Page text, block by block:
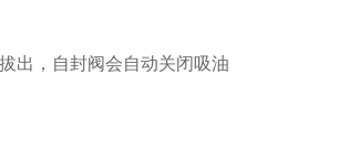
出，自封阀会自动关闭吸油